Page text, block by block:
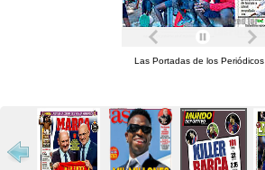
Las Portadas de los Periódicos